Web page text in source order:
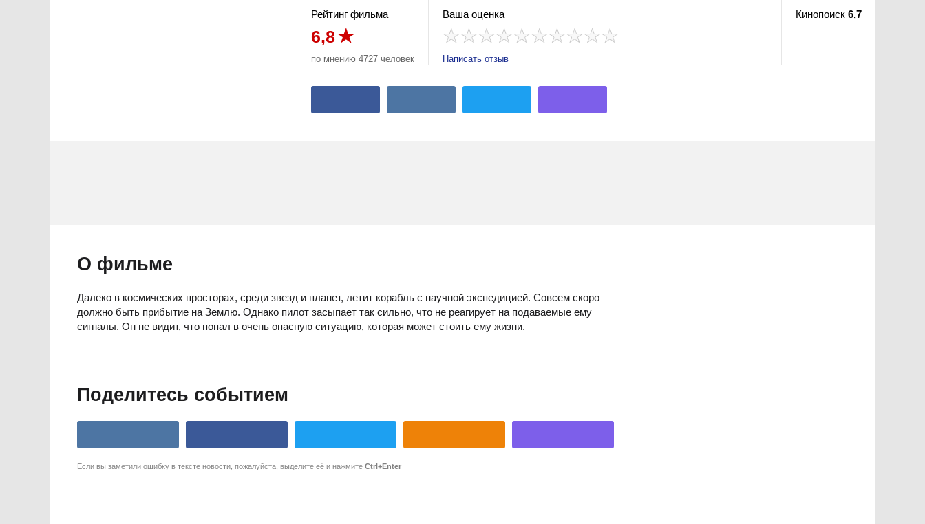
Рейтинг фильма
6,8
по мнению 4727 человек
Ваша оценка
Написать отзыв
Кинопоиск 6,7
О фильме
Далеко в космических просторах, среди звезд и планет, летит корабль с научной экспедицией. Совсем скоро
должно быть прибытие на Землю. Однако пилот засыпает так сильно, что не реагирует на подаваемые ему
сигналы. Он не видит, что попал в очень опасную ситуацию, которая может стоить ему жизни.
Поделитесь событием
Если вы заметили ошибку в тексте новости, пожалуйста, выделите её и нажмите Ctrl+Enter